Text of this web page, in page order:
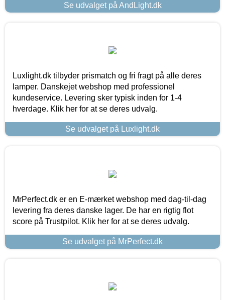
Se udvalget på AndLight.dk
Luxlight.dk tilbyder prismatch og fri fragt på alle deres
lamper. Danskejet webshop med professionel
kundeservice. Levering sker typisk inden for 1-4
hverdage. Klik her for at se deres udvalg.
Se udvalget på Luxlight.dk
MrPerfect.dk er en E-mærket webshop med dag-til-dag
levering fra deres danske lager. De har en rigtig flot
score på Trustpilot. Klik her for at se deres udvalg.
Se udvalget på MrPerfect.dk